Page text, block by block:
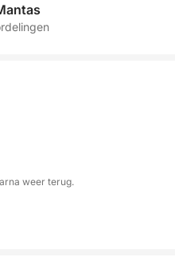
of snorkelen en
van Cannes...
afhankelijk van
de haven van Cannes.
weer terug.